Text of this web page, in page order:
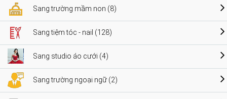
Sang trường mầm non (8)
Sang tiệm tóc - nail (128)
Sang studio áo cưới (4)
Sang trường ngoại ngữ (2)